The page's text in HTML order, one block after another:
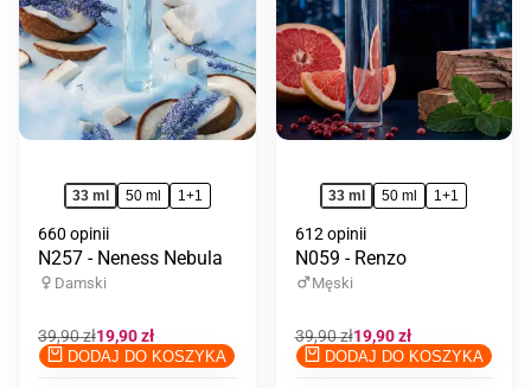
33 ml 50 ml 1+1
660 opinii
N257 - Neness Nebula
Damski
Cena
regularna
39,90 złCena
promocyjna
19,90 zł
DODAJ DO KOSZYKA
33 ml 50 ml 1+1
612 opinii
N059 - Renzo
Męski
Cena
regularna
39,90 złCena
promocyjna
19,90 zł
DODAJ DO KOSZYKA